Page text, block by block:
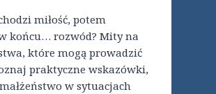
miłość, potem
końcu… rozwód? Mity na
które mogą prowadzić
praktyczne wskazówki,
w sytuacjach